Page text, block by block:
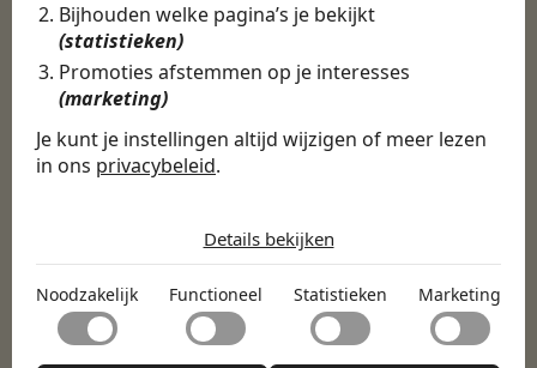
Bijhouden welke pagina’s je bekijkt
(statistieken)
Promoties afstemmen op je interesses
(marketing)
Je kunt je instellingen altijd wijzigen of meer lezen
in ons privacybeleid.
Noodzakelijk
Noodzakelijke cookies helpen een website bruikbaar te
maken door basisfuncties zoals paginanavigatie en
toegang tot beveiligde delen van de website mogelijk te
Functioneel
Details bekijken
Noodzakelijk Functioneel Statistieken Marketing
Door Swipe4Work heb ik op een hele
makkelijke, laagdrempelige manier eigenlijk
een hele leuke nieuwe baan gevonden. Met heel
veel nieuwe uitdagingen!
Martijn